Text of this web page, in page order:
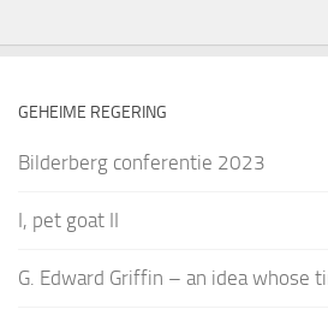
GEHEIME REGERING
Bilderberg conferentie 2023
I, pet goat II
G. Edward Griffin – an idea whose